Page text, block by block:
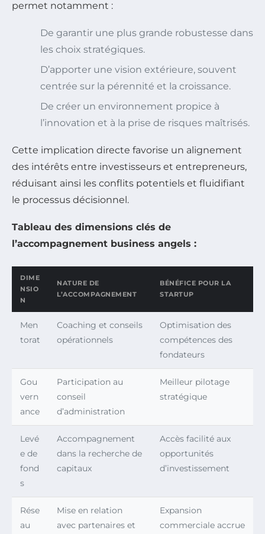
permet notamment :
De garantir une plus grande robustesse dans
les choix stratégiques.
D’apporter une vision extérieure, souvent
centrée sur la pérennité et la croissance.
De créer un environnement propice à
l’innovation et à la prise de risques maîtrisés.
Cette implication directe favorise un alignement
des intérêts entre investisseurs et entrepreneurs,
réduisant ainsi les conflits potentiels et fluidifiant
le processus décisionnel.
Tableau des dimensions clés de
l’accompagnement business angels :
DIME
NSIO
N
NATURE DE
L’ACCOMPAGNEMENT
BÉNÉFICE POUR LA
STARTUP
Men
torat
Coaching et conseils
opérationnels
Optimisation des
compétences des
fondateurs
Gou
vern
ance
Participation au
conseil
d’administration
Meilleur pilotage
stratégique
Levé
e de
fond
s
Accompagnement
dans la recherche de
capitaux
Accès facilité aux
opportunités
d’investissement
Rése
au
Mise en relation
avec partenaires et
Expansion
commerciale accrue